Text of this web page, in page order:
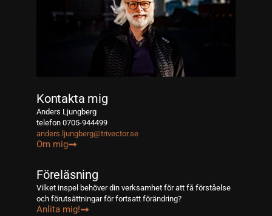
Kontakta mig
Anders Ljungberg
telefon 0705-944499
anders.ljungberg@trivector.se
Om mig
Föreläsning
Vilket inspel behöver din verksamhet för att få förståelse
och förutsättningar för fortsatt förändring?
Anlita mig!